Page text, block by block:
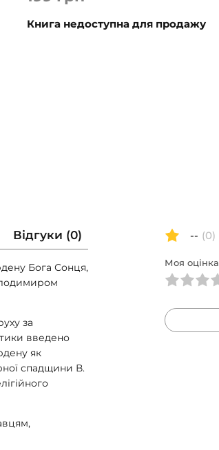
Книга недоступна для продажу
Відгуки (0)
Бога Сонця,
за
введено
як
спадщини В.
-- (0)
Моя оцінка